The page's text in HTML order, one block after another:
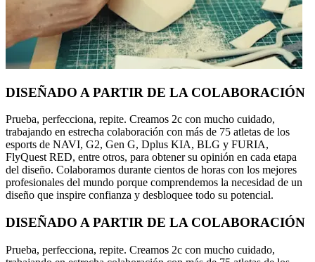
DISEÑADO A PARTIR DE LA COLABORACIÓN
Prueba, perfecciona, repite. Creamos 2c con mucho cuidado,
trabajando en estrecha colaboración con más de 75 atletas de los
esports de NAVI, G2, Gen G, Dplus KIA, BLG y FURIA,
FlyQuest RED, entre otros, para obtener su opinión en cada etapa
del diseño. Colaboramos durante cientos de horas con los mejores
profesionales del mundo porque comprendemos la necesidad de un
diseño que inspire confianza y desbloquee todo su potencial.
DISEÑADO A PARTIR DE LA COLABORACIÓN
Prueba, perfecciona, repite. Creamos 2c con mucho cuidado,